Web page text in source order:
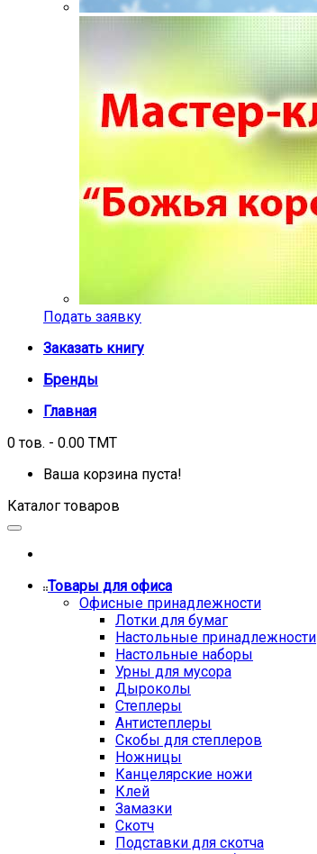
Подать заявку
Заказать книгу
Бренды
Главная
0 тов. - 0.00 TMT
Ваша корзина пуста!
Каталог товаров
Товары для офиса
Офисные принадлежности
Лотки для бумаг
Настольные принадлежности
Настольные наборы
Урны для мусора
Дыроколы
Степлеры
Антистеплеры
Скобы для степлеров
Ножницы
Канцелярские ножи
Клей
Замазки
Скотч
Подставки для скотча